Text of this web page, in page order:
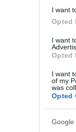
I want
Opted
I want
Opted
I want
of my
was
Opted
Google